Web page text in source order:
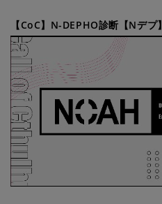
【CoC】N-DEPHO診断【Nデプ】